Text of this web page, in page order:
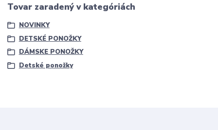
Tovar zaradený v kategóriách
NOVINKY
DETSKÉ PONOŽKY
DÁMSKE PONOŽKY
Detské ponožky